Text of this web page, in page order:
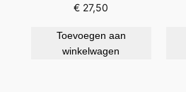
€ 27,50
Toevoegen aan
winkelwagen